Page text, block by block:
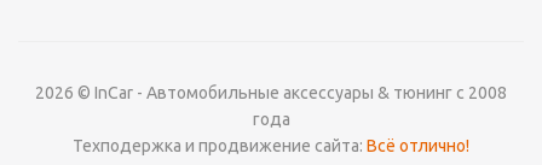
2026 © InCar - Автомобильные аксессуары & тюнинг с 2008
года
Техподержка и продвижение сайта: Всё отлично!